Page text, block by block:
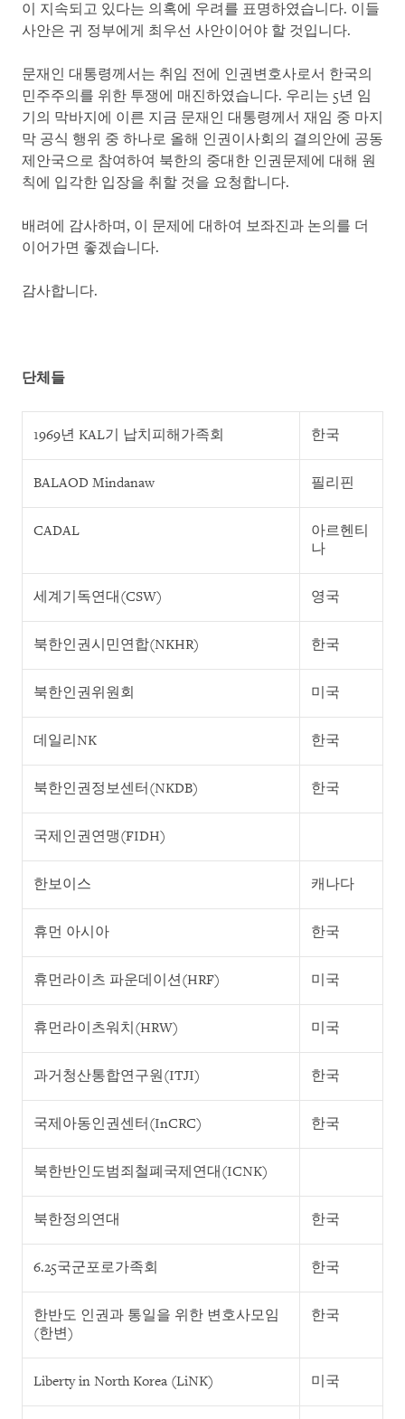
이 지속되고 있다는 의혹에 우려를 표명하였습니다. 이들
사안은 귀 정부에게 최우선 사안이어야 할 것입니다.
문재인 대통령께서는 취임 전에 인권변호사로서 한국의
민주주의를 위한 투쟁에 매진하였습니다. 우리는 5년 임
기의 막바지에 이른 지금 문재인 대통령께서 재임 중 마지
막 공식 행위 중 하나로 올해 인권이사회의 결의안에 공동
제안국으로 참여하여 북한의 중대한 인권문제에 대해 원
칙에 입각한 입장을 취할 것을 요청합니다.
배려에 감사하며, 이 문제에 대하여 보좌진과 논의를 더
이어가면 좋겠습니다.
감사합니다.
단체들
1969년 KAL기 납치피해가족회 한국
BALAOD Mindanaw 필리핀
CADAL
아르헨티
나
세계기독연대(CSW) 영국
북한인권시민연합(NKHR) 한국
북한인권위원회 미국
데일리NK 한국
북한인권정보센터(NKDB) 한국
국제인권연맹(FIDH)
한보이스 캐나다
휴먼 아시아 한국
휴먼라이츠 파운데이션(HRF) 미국
휴먼라이츠워치(HRW) 미국
과거청산통합연구원(ITJI) 한국
국제아동인권센터(InCRC) 한국
북한반인도범죄철폐국제연대(ICNK)
북한정의연대 한국
6.25국군포로가족회 한국
한반도 인권과 통일을 위한 변호사모임
(한변)
한국
Liberty in North Korea (LiNK) 미국